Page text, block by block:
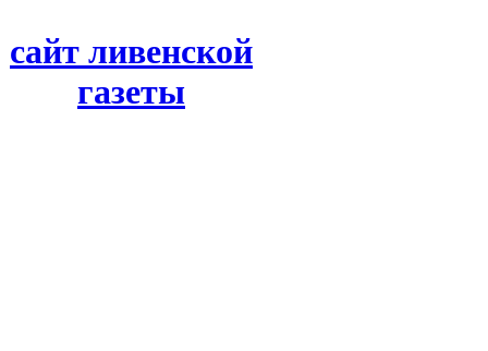
сайт ливенской
газеты